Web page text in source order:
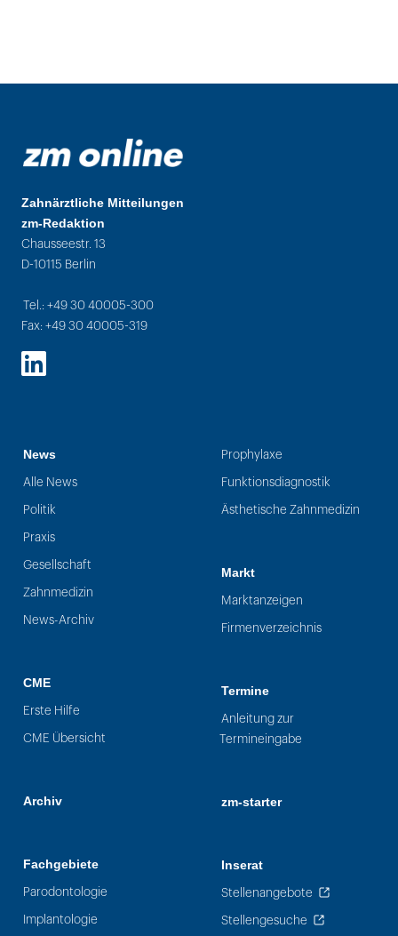
Zahnärztliche Mitteilungen
zm-Redaktion
Chausseestr. 13
D-10115 Berlin
Tel.: +49 30 40005-300
Fax: +49 30 40005-319
LinkedIn
News
Alle News
Politik
Praxis
Gesellschaft
Zahnmedizin
News-Archiv
CME
Erste Hilfe
CME Übersicht
Archiv
Fachgebiete
Parodontologie
Implantologie
Prophylaxe
Funktionsdiagnostik
Ästhetische Zahnmedizin
Markt
Marktanzeigen
Firmenverzeichnis
Termine
Anleitung zur
Termineingabe
zm-starter
Inserat
Stellenangebote
Stellengesuche